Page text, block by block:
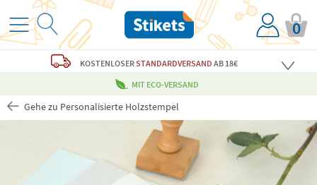
0
KOSTENLOSERSTANDARDVERSAND AB 18€
MIT ECO-VERSAND
Gehe zu Personalisierte Holzstempel